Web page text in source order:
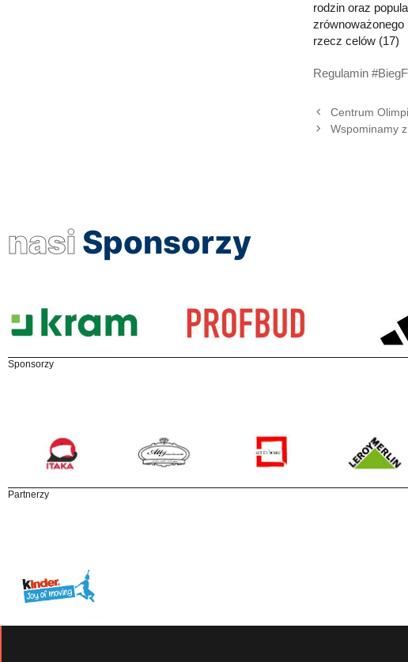
rodzin oraz
rzecz celów (17)
Regulamin
Centrum
Wspominamy
nasi Sponsorzy
Sponsorzy
Partnerzy